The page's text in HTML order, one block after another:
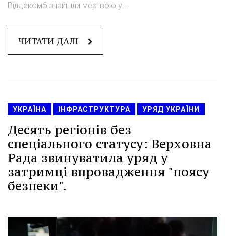
Віддекомб знайшли мертвою у...
ЧИТАТИ ДАЛІ
УКРАЇНА ІНФРАСТРУКТУРА УРЯД УКРАЇНИ
Десять регіонів без
спеціального статусу: Верховна
Рада звинуватила уряд у
затримці впровадження "поясу
безпеки".